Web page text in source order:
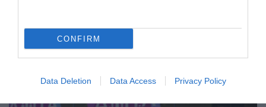
CONFIRM
Data Deletion Data Access Privacy Policy